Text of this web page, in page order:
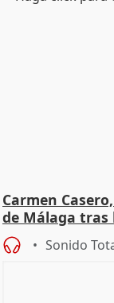
Carmen
de Málaga tras
Sonido